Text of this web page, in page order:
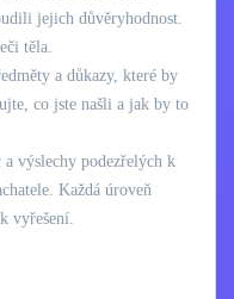
jejich důvěryhodnost.
těla.
a důkazy, které by
co jste našli a jak by to
výslechy podezřelých k
Každá úroveň
vyřešení.